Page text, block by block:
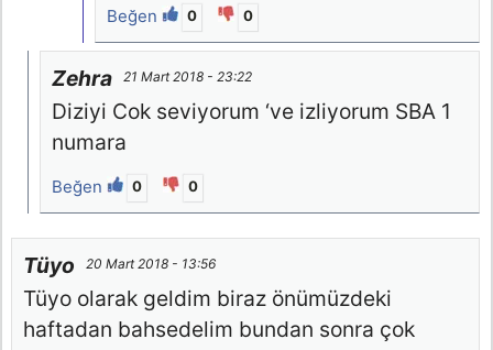
Beğen 0 0
Zehra 21 Mart 2018 - 23:22
Diziyi Cok seviyorum ‘ve izliyorum SBA 1
numara
Beğen 0 0
Tüyo 20 Mart 2018 - 13:56
Tüyo olarak geldim biraz önümüzdeki
haftadan bahsedelim bundan sonra çok